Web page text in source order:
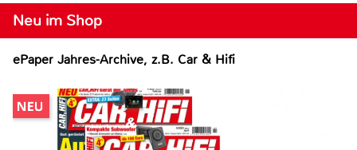
Neu im Shop
ePaper Jahres-Archive, z.B. Car & Hifi